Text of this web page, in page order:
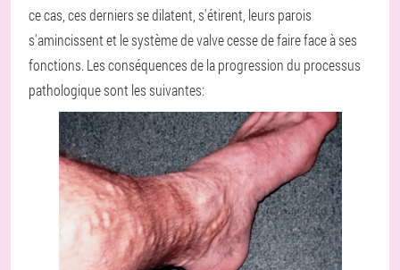
ce cas, ces derniers se dilatent, s'étirent, leurs parois
s'amincissent et le système de valve cesse de faire face à ses
fonctions. Les conséquences de la progression du processus
pathologique sont les suivantes: